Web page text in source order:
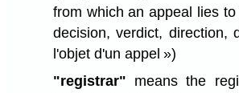
from which an appeal lies
decision, verdict, direction,
l'objet d'un appel »)
"registrar" means the